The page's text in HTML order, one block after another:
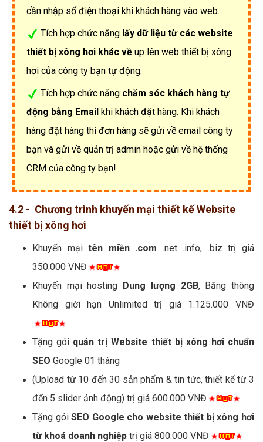
cần nhập số điện thoại khi khách hàng vào web.
Tích hợp chức năng lấy dữ liệu từ các website
thiết bị xông hơi khác về up lên web thiết bị xông
hơi của công ty bạn tự động.
Tích hợp chức năng chăm sóc khách hàng tự
động bằng Email khi khách đặt hàng. Khi khách
hàng đặt hàng thì đơn hàng sẽ gửi về email công ty
bạn và gửi về quản trị admin hoặc gửi về hệ thống
CRM của công ty bạn!
4.2 - Chương trình khuyến mại thiết kế Website
thiết bị xông hơi
Khuyến mạitên miền .com .net .info, .biz trị giá
350.000 VNĐ
Khuyến mại hosting Dung lượng 2GB, Băng thông
Không giới hạn Unlimited trị giá 1.125.000 VNĐ
Tặng gói quản trị Website thiết bị xông hơi chuẩn
SEO Google 01 tháng
(Upload từ 10 đến 30 sản phẩm & tin tức, thiết kế từ 3
đến 5 slider ảnh động) trị giá 600.000 VNĐ
Tặng góiSEO Google cho website thiết bị xông hơi
từ khoá doanh nghiệp trị giá 800.000 VNĐ